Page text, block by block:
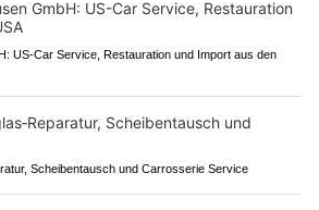
US-Car Service, Restauration und Import aus den
Scheibentausch und Carrosserie Service